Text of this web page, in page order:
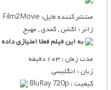
منتشر کننده فایل: Film2Movie
ژانر : اکشن , کمدی , مهیج
به این فیلم فعلا امتیازی
مدت زمان : ۱۰۳ دقیقه
زبان : انگلیسی
کیفیت : BluRay 720p